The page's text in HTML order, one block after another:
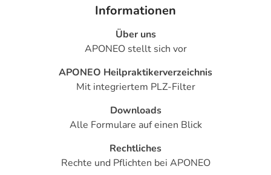
Das Shampoo eignet sich bei langsam nachwachsendem
Haar, Haarausfall oder Ergrauen.
Für noch mehr Glanz verwenden Sie einfach
zusätzlich den Himalayas Dreams Ayurveda Herbs
Aqua, Coco-Glucoside, Lauryl Glucoside, Cocamidopropyl
Betaine, Glycerin, Glyceryl Stearate Se, Coco-Caprylate,
Citrus Limon Peel Oil, Limonene*, Sodium Benzoate,
Informationen
Über uns
APONEO stellt sich vor
APONEO Heilpraktikerverzeichnis
Mit integriertem PLZ-Filter
Downloads
Alle Formulare auf einen Blick
Rechtliches
Rechte und Pflichten bei APONEO